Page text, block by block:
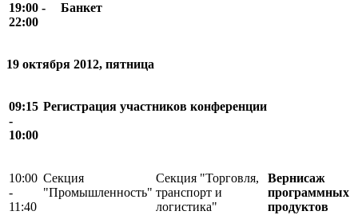
19:00 -
22:00
Банкет
19 октября 2012, пятница
09:15
-
10:00
Регистрация участников конференции
10:00
-
11:40
Секция
"Промышленность"
Секция "Торговля,
транспорт и
логистика"
Вернисаж
программных
продуктов